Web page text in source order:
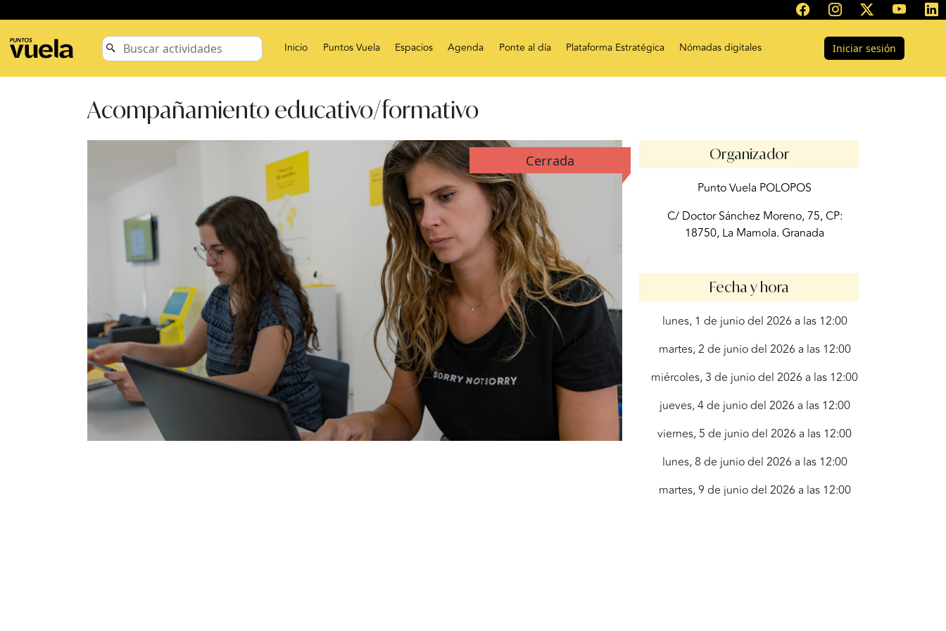
Inicio Puntos Vuela Espacios Agenda Ponte al día Plataforma Estratégica Nómadas digitales Iniciar sesión
Acompañamiento educativo/formativo
Cerrada Organizador
Punto Vuela POLOPOS
C/ Doctor Sánchez Moreno, 75, CP:
18750, La Mamola. Granada
Fecha y hora
lunes, 1 de junio del 2026 a las 12:00
martes, 2 de junio del 2026 a las 12:00
miércoles, 3 de junio del 2026 a las 12:00
jueves, 4 de junio del 2026 a las 12:00
viernes, 5 de junio del 2026 a las 12:00
lunes, 8 de junio del 2026 a las 12:00
martes, 9 de junio del 2026 a las 12:00